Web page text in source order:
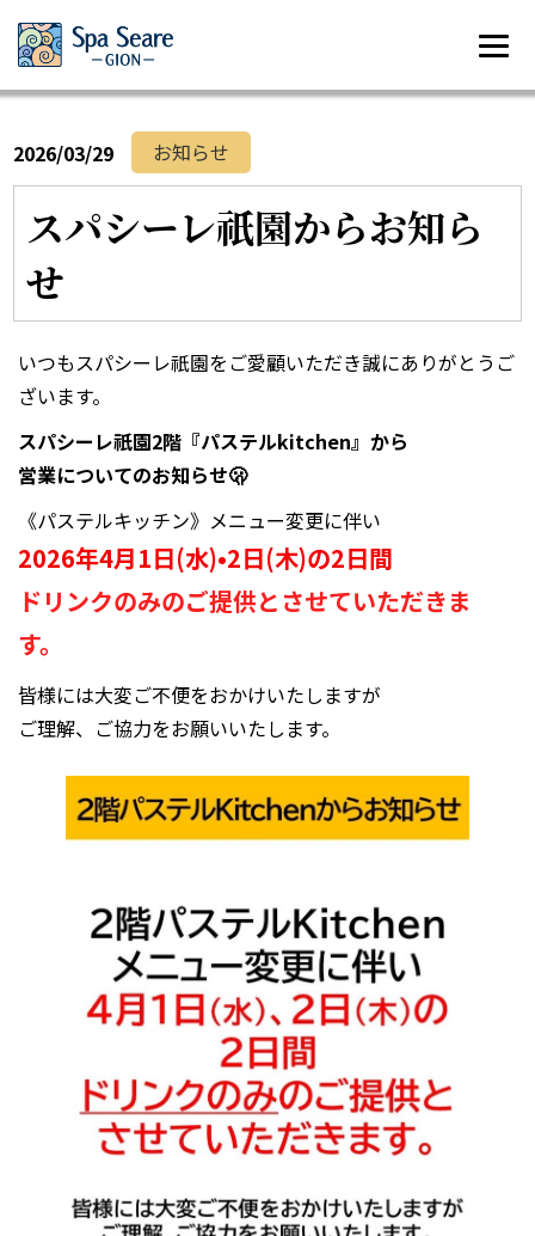
2026/03/29 お知らせ
スパシーレ祇園からお知ら
せ
いつもスパシーレ祇園をご愛顧いただき誠にありがとうご
ざいます。
スパシーレ祇園2階『パステルkitchen』から
営業についてのお知らせ🫢
《パステルキッチン》メニュー変更に伴い
2026年4月1日(水)•2日(木)の2日間
ドリンクのみのご提供とさせていただきま
す。
皆様には大変ご不便をおかけいたしますが
ご理解、ご協力をお願いいたします。